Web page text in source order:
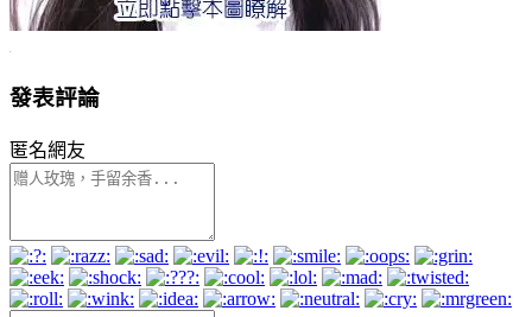
發表評論
匿名網友